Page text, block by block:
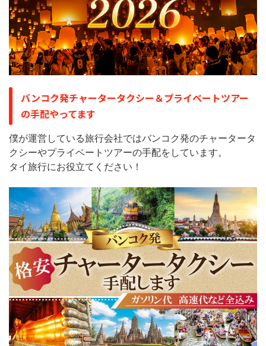
バンコク発チャータータクシー＆プライベートツアー
の手配やってます
僕が運営している旅行会社ではバンコク発のチャータータ
クシーやプライベートツアーの手配をしています。
タイ旅行にお役立てください！